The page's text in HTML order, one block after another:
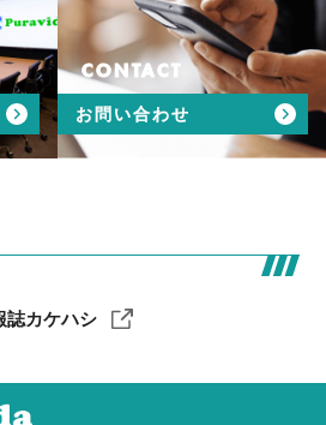
CONTACT
お問い合わせ
誌カケハシ